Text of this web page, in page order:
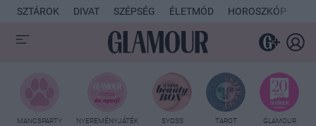
SZTÁROK DIVAT SZÉPSÉG ÉLETMÓD HOROSZKÓP
MANCSPARTY NYEREMÉNYJÁTÉK SYOSS TAROT
GLAMOUR